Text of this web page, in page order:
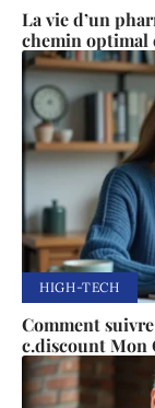
La vie d’un
chemin optimal
HIGH-TECH
Comment
c.discount Mon